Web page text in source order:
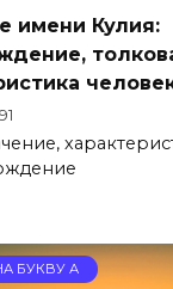
имени Кулия:
БУКВУ А